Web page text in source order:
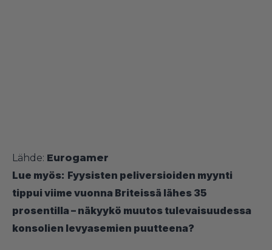
Lähde: Eurogamer
Lue myös: Fyysisten peliversioiden myynti
tippui viime vuonna Briteissä lähes 35
prosentilla – näkyykö muutos tulevaisuudessa
konsolien levyasemien puutteena?